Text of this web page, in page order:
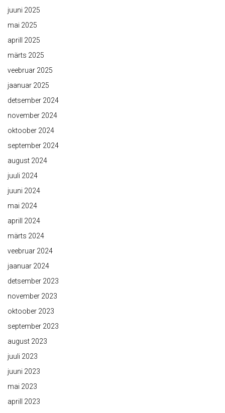
juuni 2025
mai 2025
aprill 2025
märts 2025
veebruar 2025
jaanuar 2025
detsember 2024
november 2024
oktoober 2024
september 2024
august 2024
juuli 2024
juuni 2024
mai 2024
aprill 2024
märts 2024
veebruar 2024
jaanuar 2024
detsember 2023
november 2023
oktoober 2023
september 2023
august 2023
juuli 2023
juuni 2023
mai 2023
aprill 2023